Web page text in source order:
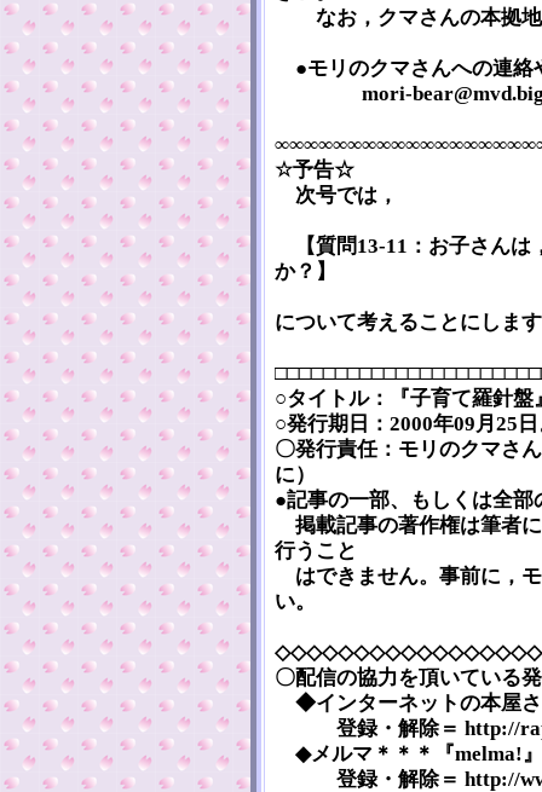
なお，クマさんの本拠地
●モリのクマさんへの連絡
mori-
☆予告☆
次号では，
【質問13-11：お子さんは
か？】
について考えることにしま
○タイトル：『子育て羅針
○発行期日：2000年09月25
〇発行責任：モリのクマさ
に）
●記事の一部、もしくは全
掲載記事の著作権は筆者
行うこと
はできません。事前に，
い。
〇配信の協力を頂いている
◆インターネットの本屋さ
登録・解除＝ http://
◆メルマ＊＊＊『melma!
登録・解除＝ http://